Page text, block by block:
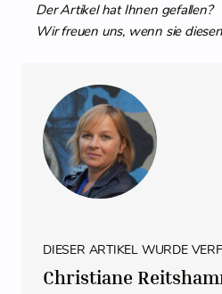
Der Artikel hat Ihnen gefallen?
Wir freuen uns, wenn sie
DIESER ARTIKEL WURDE
Christiane